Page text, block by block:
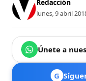
Redacción
lunes, 9 abril
Únete a
G